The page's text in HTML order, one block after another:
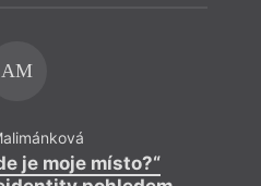
AM
je moje místo?“